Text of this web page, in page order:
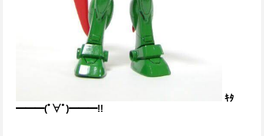
ｷﾀ
━━━(ﾟ∀ﾟ)━━━!!